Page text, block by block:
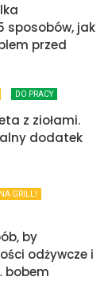
sposobów, jak
przed
DO PRACY
z ziołami.
dodatek
GRILL!
by
odżywcze i
bobem